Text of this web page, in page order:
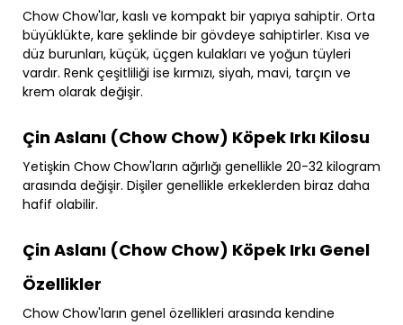
Chow Chow'lar, kaslı ve kompakt bir yapıya sahiptir. Orta
büyüklükte, kare şeklinde bir gövdeye sahiptirler. Kısa ve
düz burunları, küçük, üçgen kulakları ve yoğun tüyleri
vardır. Renk çeşitliliği ise kırmızı, siyah, mavi, tarçın ve
krem olarak değişir.
Çin Aslanı (Chow Chow) Köpek Irkı Kilosu
Yetişkin Chow Chow'ların ağırlığı genellikle 20-32 kilogram
arasında değişir. Dişiler genellikle erkeklerden biraz daha
hafif olabilir.
Çin Aslanı (Chow Chow) Köpek Irkı Genel
Özellikler
Chow Chow'ların genel özellikleri arasında kendine